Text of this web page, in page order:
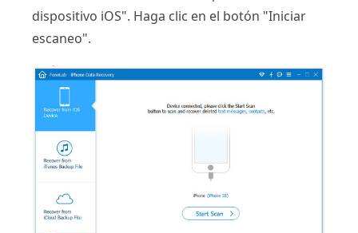
dispositivo iOS". Haga clic en el botón "Iniciar
escaneo".